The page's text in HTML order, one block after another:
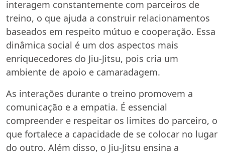
interagem constantemente com parceiros de
treino, o que ajuda a construir relacionamentos
baseados em respeito mútuo e cooperação. Essa
dinâmica social é um dos aspectos mais
enriquecedores do Jiu-Jitsu, pois cria um
ambiente de apoio e camaradagem.
As interações durante o treino promovem a
comunicação e a empatia. É essencial
compreender e respeitar os limites do parceiro, o
que fortalece a capacidade de se colocar no lugar
do outro. Além disso, o Jiu-Jitsu ensina a